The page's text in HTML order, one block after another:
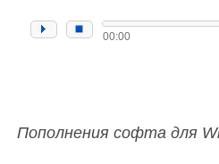
00:00
Пополнения софта для